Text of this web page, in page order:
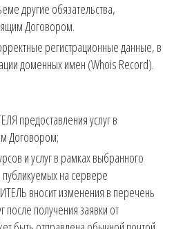
другие обязательства,
Договором.
регистрационные данные, в
доменных имен (Whois Record).
предоставления услуг в
Договором;
и услуг в рамках выбранного
публикуемых на сервере
вносит изменения в перечень
после получения заявки от